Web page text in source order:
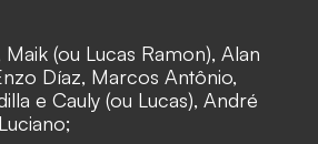
Maik (ou Lucas Ramon), Alan
Díaz, Marcos Antônio,
e Cauly (ou Lucas), André